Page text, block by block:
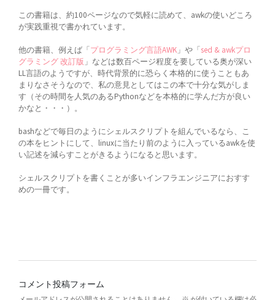
この書籍は、約100ページなので気軽に読めて、awkの使いどころ
が実践重視で書かれています。
他の書籍、例えば「プログラミング言語AWK 」や「sed & awkプロ
グラミング 改訂版 」などは数百ページ程度を要している奥が深い
LL言語のようですが、時代背景的に恐らく本格的に使うこともあ
まりなさそうなので、私の意見としてはこの本で十分な気がしま
す（その時間を人気のあるPythonなどを本格的に学んだ方が良い
かなと・・・）。
bashなどで毎日のようにシェルスクリプトを組んでいるなら、こ
の本をヒントにして、linuxに当たり前のように入っているawkを使
い記述を減らすことがきるようになると思います。
シェルスクリプトを書くことが多いインフラエンジニアにおすす
めの一冊です。
コメント投稿フォーム